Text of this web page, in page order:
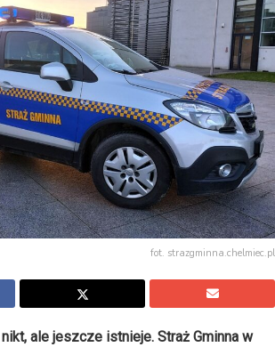
fot. strazgminna.chelmiec.pl
ale jeszcze istnieje. Straż Gminna w